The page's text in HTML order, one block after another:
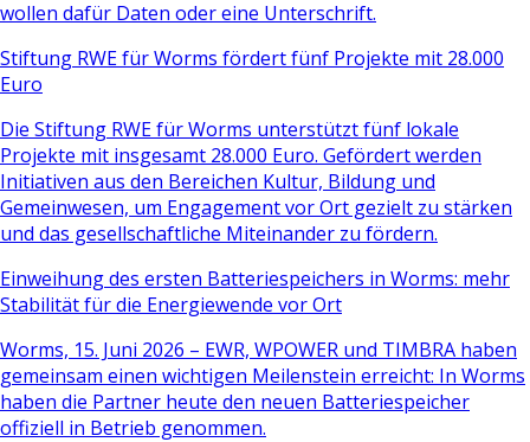
wollen dafür Daten oder eine Unterschrift.
Stiftung RWE für Worms fördert fünf Projekte mit 28.000
Euro
Die Stiftung RWE für Worms unterstützt fünf lokale
Projekte mit insgesamt 28.000 Euro. Gefördert werden
Initiativen aus den Bereichen Kultur, Bildung und
Gemeinwesen, um Engagement vor Ort gezielt zu stärken
und das gesellschaftliche Miteinander zu fördern.
Einweihung des ersten Batteriespeichers in Worms: mehr
Stabilität für die Energiewende vor Ort
Worms, 15. Juni 2026 – EWR, WPOWER und TIMBRA haben
gemeinsam einen wichtigen Meilenstein erreicht: In Worms
haben die Partner heute den neuen Batteriespeicher
offiziell in Betrieb genommen.